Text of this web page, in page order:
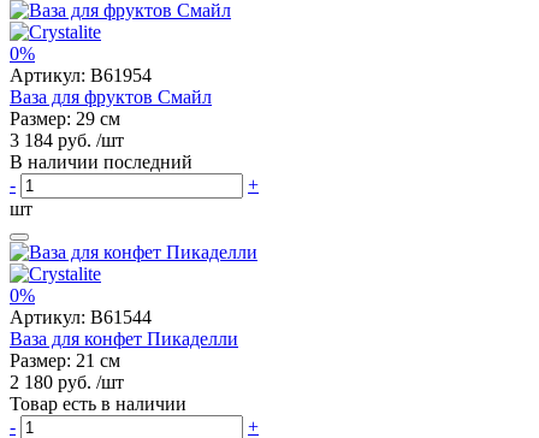
0%
Артикул: B61954
Ваза для фруктов Смайл
Размер: 29 см
3 184 руб. /шт
В наличии последний
-
+
шт
0%
Артикул: B61544
Ваза для конфет Пикаделли
Размер: 21 см
2 180 руб. /шт
Товар есть в наличии
-
+